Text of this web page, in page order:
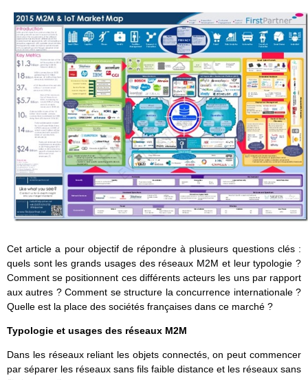
Cet article a pour objectif de répondre à plusieurs questions clés :
quels sont les grands usages des réseaux M2M et leur typologie ?
Comment se positionnent ces différents acteurs les uns par rapport
aux autres ? Comment se structure la concurrence internationale ?
Quelle est la place des sociétés françaises dans ce marché ?
Typologie et usages des réseaux M2M
Dans les réseaux reliant les objets connectés, on peut commencer
par séparer les réseaux sans fils faible distance et les réseaux sans